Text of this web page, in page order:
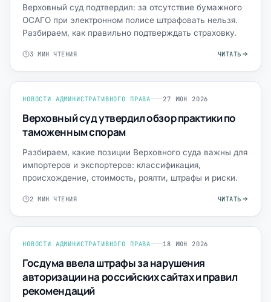
Верховный суд подтвердил: за отсутствие бумажного
ОСАГО при электронном полисе штрафовать нельзя.
Разбираем, как правильно подтверждать страховку.
3 МИН ЧТЕНИЯ ЧИТАТЬ
НОВОСТИ АДМИНИСТРАТИВНОГО ПРАВА 27 ИЮН 2026
Верховный суд утвердил обзор практики по
таможенным спорам
Разбираем, какие позиции Верховного суда важны для
импортеров и экспортеров: классификация,
происхождение, стоимость, роялти, штрафы и риски.
2 МИН ЧТЕНИЯ ЧИТАТЬ
НОВОСТИ АДМИНИСТРАТИВНОГО ПРАВА 18 ИЮН 2026
Госдума ввела штрафы за нарушения
авторизации на российских сайтах и правил
рекомендаций